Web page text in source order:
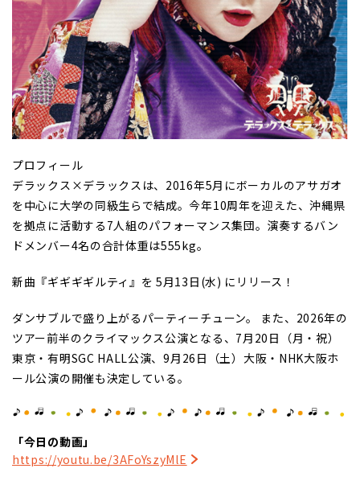
プロフィール
デラックス×デラックスは、2016年5月にボーカルのアサガオ
を中心に大学の同級生らで結成。今年10周年を迎えた、沖縄県
を拠点に活動する7人組のパフォーマンス集団。演奏するバン
ドメンバー4名の合計体重は555kg。
新曲『ギギギギルティ』を 5月13日(水) にリリース！
ダンサブルで盛り上がるパーティーチューン。 また、2026年の
ツアー前半のクライマックス公演となる、7月20日（月・祝）
東京・有明SGC HALL公演、9月26日（土）大阪・NHK大阪ホ
ール公演の開催も決定している。
「今日の動画」
https://youtu.be/3AFoYszyMlE